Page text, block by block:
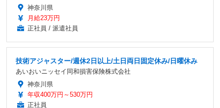
神奈川県
月給23万円
正社員 / 派遣社員
技術アジャスター/週休2日以上/土日両日固定休み/日曜休み
あいおいニッセイ同和損害保険株式会社
神奈川県
年収400万円～530万円
正社員